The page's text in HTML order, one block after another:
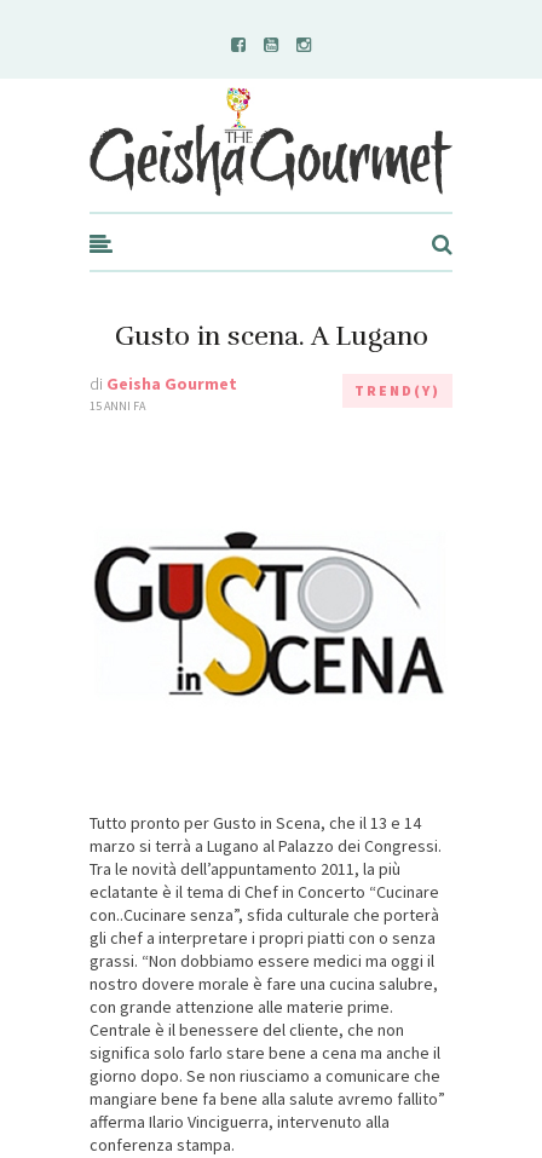
Geisha Gourmet
Gusto in scena. A Lugano
di Geisha Gourmet
15 ANNI FA
TREND(Y)
Tutto pronto per Gusto in Scena, che il 13 e 14
marzo si terrà a Lugano al Palazzo dei Congressi.
Tra le novità dell’appuntamento 2011, la più
eclatante è il tema di Chef in Concerto “Cucinare
con..Cucinare senza”, sfida culturale che porterà
gli chef a interpretare i propri piatti con o senza
grassi. “Non dobbiamo essere medici ma oggi il
nostro dovere morale è fare una cucina salubre,
con grande attenzione alle materie prime.
Centrale è il benessere del cliente, che non
significa solo farlo stare bene a cena ma anche il
giorno dopo. Se non riusciamo a comunicare che
mangiare bene fa bene alla salute avremo fallito”
afferma Ilario Vinciguerra, intervenuto alla
conferenza stampa.